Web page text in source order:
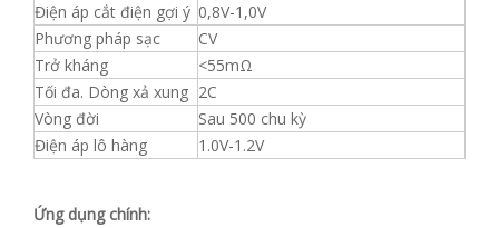
Điện áp cắt điện gợi ý 0,8V-1,0V
Phương pháp sạc
CV
Trở kháng
<55mΩ
Tối đa. Dòng xả xung 2C
Vòng đời
Sau 500 chu kỳ
Điện áp lô hàng
1.0V-1.2V
Ứng dụng chính: